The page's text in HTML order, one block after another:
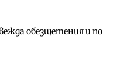
обезщетения и по
избра изпълнител за
трамвайното
над 150 устройства с
август